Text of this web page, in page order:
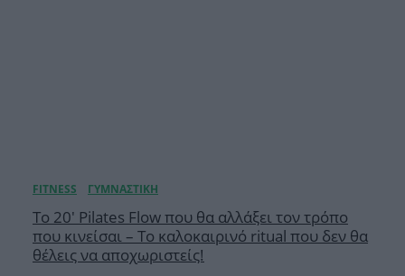
Το 20′ Pilates Flow που θα αλλάξει τον τρόπο
που κινείσαι – Το καλοκαιρινό ritual που δεν θα
θέλεις να αποχωριστείς!